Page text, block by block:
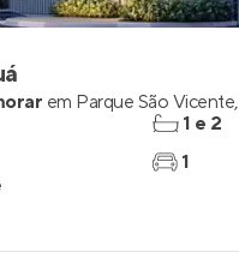
em Parque São Vicente,
1 e 2
1